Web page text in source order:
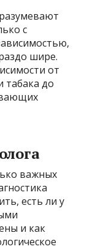
с
шире.
от
табака до
важных
есть ли у
и как